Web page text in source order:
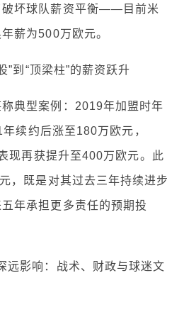
破坏球队薪资平衡——目前米
薪为500万欧元。
”到“顶梁柱”的薪资跃升
典型案例：2019年加盟时年
续约后涨至180万欧元，
现再获提升至400万欧元。此
，既是对其过去三年持续进步
年承担更多责任的预期投
远影响：战术、财政与球迷文